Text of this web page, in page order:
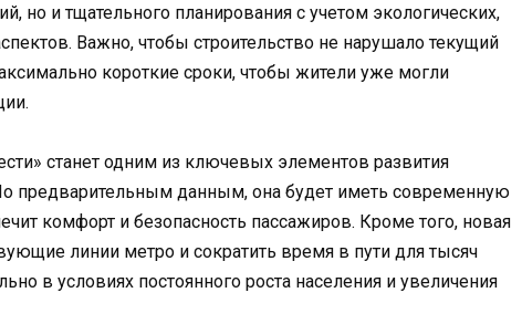
но и тщательного планирования с учетом экологических,
Важно, чтобы строительство не нарушало текущий
короткие сроки, чтобы жители уже могли
станет одним из ключевых элементов развития
предварительным данным, она будет иметь современную
комфорт и безопасность пассажиров. Кроме того, новая
линии метро и сократить время в пути для тысяч
в условиях постоянного роста населения и увеличения